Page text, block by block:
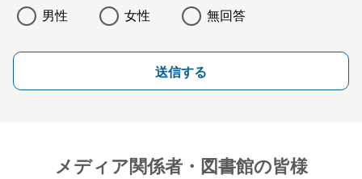
男性 女性 無回答
送信する
メディア関係者・図書館の皆様